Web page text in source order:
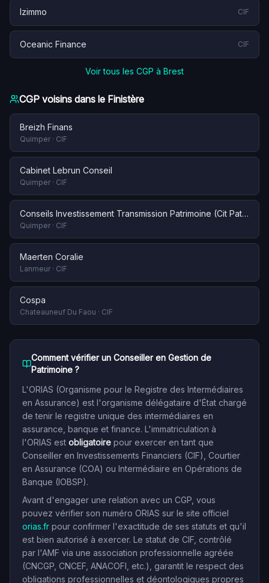
Izimmo CIF
Oceanic Finance CIF
Voir tous les CGP à Brest
CGP voisins dans le Finistère
Breizh Finans
Quimper · CIF
Cabinet Lebrun Conseil
Quimper · CIF
Conseils Investissement Transmission Patrimoine (Cit Patrimoine)
Quimper · CIF
Maerten Coralie
Lanmeur · CIF
Cospa
Chateauneuf Du Faou · CIF
Comment vérifier un Conseiller en Gestion de
Patrimoine ?
L'ORIAS (Organisme pour le Registre des Intermédiaires
en Assurance) est l'organisme délégataire d'État chargé
de tenir le registre unique des intermédiaires en
assurance, banque et finance. L'immatriculation à
l'ORIAS est obligatoire pour exercer en tant que
Conseiller en Investissements Financiers (CIF), Courtier
en Assurance (COA) ou Intermédiaire en Opérations de
Banque (IOBSP).
Avant d'engager une relation avec un CGP, vous
pouvez vérifier son numéro ORIAS sur le site officiel
orias.fr pour confirmer l'exactitude de ses statuts et qu'il
est bien autorisé à exercer. Le statut de CIF, contrôlé
par l'AMF via une association professionnelle agréée
(CNCGP, CNCEF, ANACOFI, etc.), garantit le respect des
obligations professionnelles et déontologiques propres